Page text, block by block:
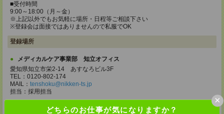
どちらのお仕事が気になりますか？
×
■受付時間
9:00～18:00（月～金）
※上記以外でもお気軽に場所・日程等ご相談下さい
※登録会は面接ではありませんので私服でOK
登録場所
メディカルケア事業部 知立オフィス
愛知県知立市栄2-14 あすなろビル3F
TEL：0120-802-174
MAIL： tenshoku@nikken-ts.jp
担当：採用担当
メディカルケア事業部 名古屋オフィス